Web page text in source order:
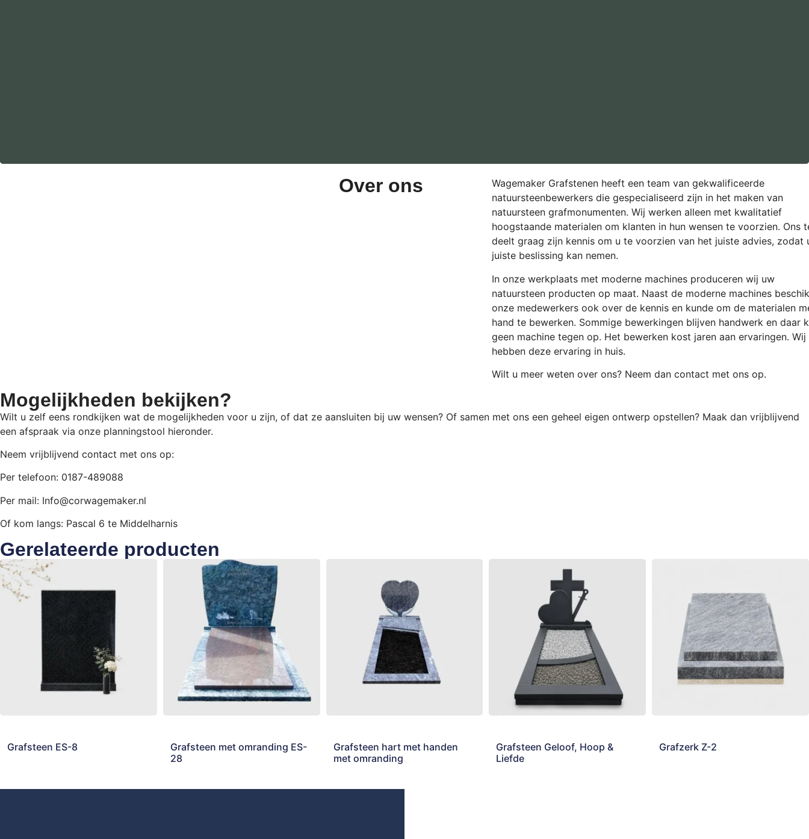
Over ons
Wagemaker Grafstenen heeft een team van gekwalificeerde
natuursteenbewerkers die gespecialiseerd zijn in het maken van
natuursteen grafmonumenten. Wij werken alleen met kwalitatief
hoogstaande materialen om klanten in hun wensen te voorzien. Ons
deelt graag zijn kennis om u te voorzien van het juiste advies, zodat
juiste beslissing kan nemen.
In onze werkplaats met moderne machines produceren wij uw
natuursteen producten op maat. Naast de moderne machines
onze medewerkers ook over de kennis en kunde om de materialen
hand te bewerken. Sommige bewerkingen blijven handwerk en daar
geen machine tegen op. Het bewerken kost jaren aan ervaringen. Wij
hebben deze ervaring in huis.
Wilt u meer weten over ons? Neem dan contact met ons op.
Mogelijkheden bekijken?
Wilt u zelf eens rondkijken wat de mogelijkheden voor u zijn, of dat ze aansluiten bij uw wensen? Of samen met ons een geheel eigen ontwerp opstellen? Maak dan vrijblijvend
een afspraak via onze planningstool hieronder.
Neem vrijblijvend contact met ons op:
Per telefoon: 0187-489088
Per mail: Info@corwagemaker.nl
Of kom langs: Pascal 6 te Middelharnis
Gerelateerde producten
Grafsteen ES-8
Grafsteen met omranding ES-
28
Grafsteen hart met handen
met omranding
Grafsteen Geloof, Hoop &
Liefde
Grafzerk Z-2